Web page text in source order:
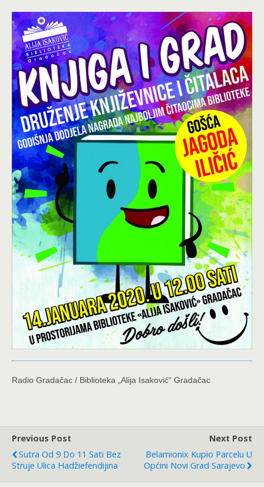
Radio Gradačac / Biblioteka „Alija Isaković“ Gradačac
Previous Post
Sutra Od 9 Do 11 Sati Bez
Struje Ulica Hadžiefendijina
Next Post
Belamionix Kupio Parcelu U
Općini Novi Grad Sarajevo